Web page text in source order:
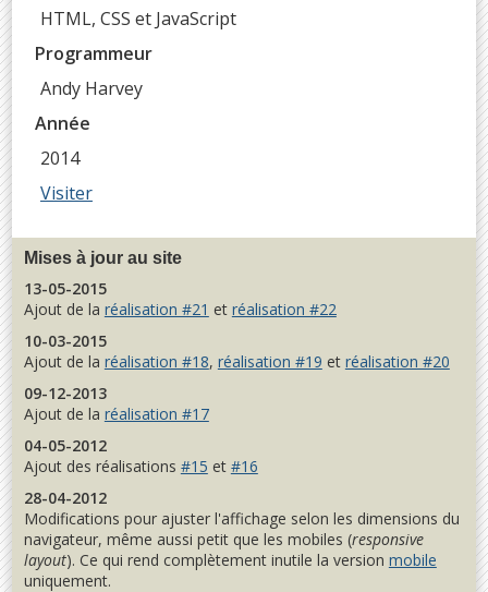
HTML, CSS et JavaScript
Programmeur
Andy Harvey
Année
2014
Visiter
Mises à jour au site
13-05-2015
Ajout de la réalisation #21 et réalisation #22
10-03-2015
Ajout de la réalisation #18, réalisation #19 et réalisation #20
09-12-2013
Ajout de la réalisation #17
04-05-2012
Ajout des réalisations #15 et #16
28-04-2012
Modifications pour ajuster l'affichage selon les dimensions du
navigateur, même aussi petit que les mobiles (responsive
layout). Ce qui rend complètement inutile la version mobile
uniquement.